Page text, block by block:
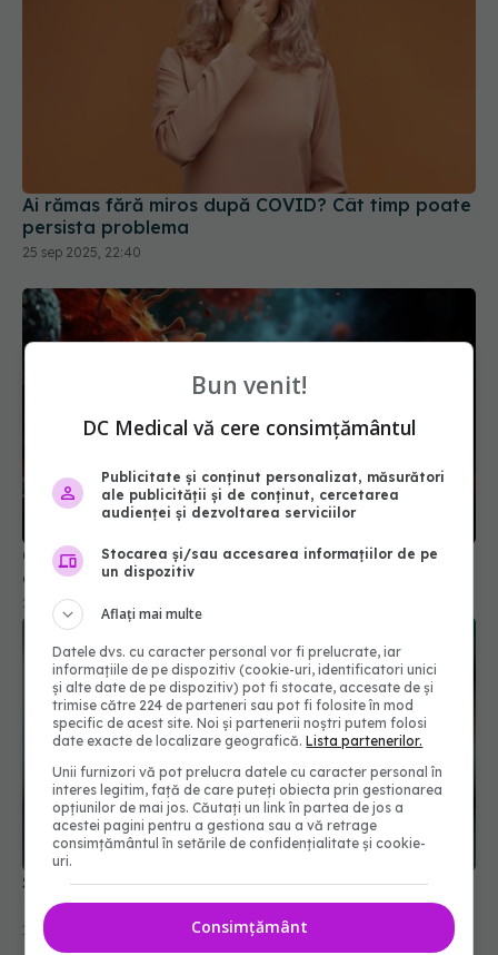
Ai rămas fără miros după COVID? Cât timp poate
persista problema
25 sep 2025, 22:40
Ce este varianta COVID "Cicada" și de ce se tem
experții
29 mar 2026, 10:32
Scădere semnificativă a cazurilor noi de COVID-
19 în România
14 oct 2025, 14:20
Bun venit!
DC Medical vă cere consimțământul
Publicitate și conținut personalizat, măsurători
ale publicității și de conținut, cercetarea
audienței și dezvoltarea serviciilor
Stocarea și/sau accesarea informațiilor de pe
un dispozitiv
Aflați mai multe
Datele dvs. cu caracter personal vor fi prelucrate, iar
informațiile de pe dispozitiv (cookie-uri, identificatori unici
și alte date de pe dispozitiv) pot fi stocate, accesate de și
trimise către 224 de parteneri sau pot fi folosite în mod
specific de acest site. Noi și partenerii noștri putem folosi
date exacte de localizare geografică.Lista partenerilor.
Unii furnizori vă pot prelucra datele cu caracter personal în
interes legitim, față de care puteți obiecta prin gestionarea
opțiunilor de mai jos. Căutați un link în partea de jos a
acestei pagini pentru a gestiona sau a vă retrage
consimțământul în setările de confidențialitate și cookie-
uri.
Consimțământ